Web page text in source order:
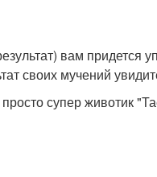
вам придется
своих мучений
супер животик